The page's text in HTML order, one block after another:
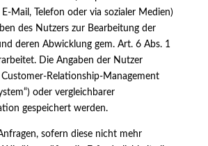
Mail, Telefon oder via sozialer Medien)
des Nutzers zur Bearbeitung der
deren Abwicklung gem. Art. 6 Abs. 1
Die Angaben der Nutzer
Relationship-Management
oder vergleichbarer
gespeichert werden.
sofern diese nicht mehr